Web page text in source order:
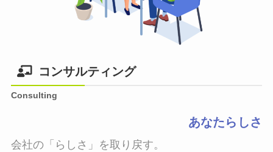
コンサルティング
Consulting
あなたらしさ
会社の「らしさ」を取り戻す。